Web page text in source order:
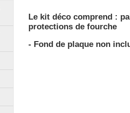
Le kit déco comprend :
protections de fourche
- Fond de plaque non